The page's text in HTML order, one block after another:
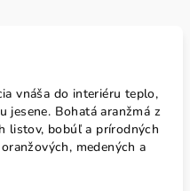
vnáša do interiéru teplo,
jesene. Bohatá aranžmá z
listov, bobúľ a prírodných
medených a